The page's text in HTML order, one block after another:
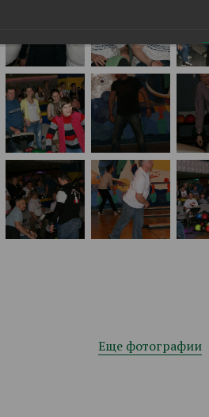
Еще фотографии